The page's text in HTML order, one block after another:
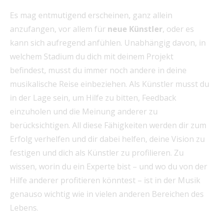
Es mag entmutigend erscheinen, ganz allein
anzufangen, vor allem für neue Künstler, oder es
kann sich aufregend anfühlen. Unabhängig davon, in
welchem Stadium du dich mit deinem Projekt
befindest, musst du immer noch andere in deine
musikalische Reise einbeziehen. Als Künstler musst du
in der Lage sein, um Hilfe zu bitten, Feedback
einzuholen und die Meinung anderer zu
berücksichtigen. All diese Fähigkeiten werden dir zum
Erfolg verhelfen und dir dabei helfen, deine Vision zu
festigen und dich als Künstler zu profilieren. Zu
wissen, worin du ein Experte bist – und wo du von der
Hilfe anderer profitieren könntest – ist in der Musik
genauso wichtig wie in vielen anderen Bereichen des
Lebens.